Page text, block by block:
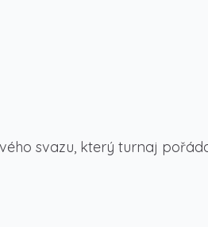
svazu, který turnaj